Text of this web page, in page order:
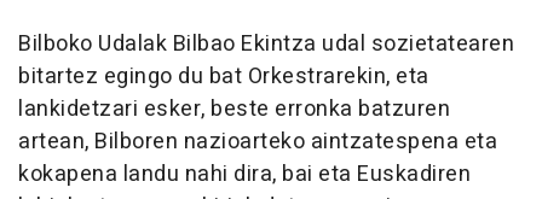
Bilboko Udalak Bilbao Ekintza udal sozietatearen
bitartez egingo du bat Orkestrarekin, eta
lankidetzari esker, beste erronka batzuren
artean, Bilboren nazioarteko aintzatespena eta
kokapena landu nahi dira, bai eta Euskadiren